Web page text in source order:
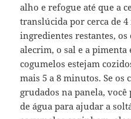
alho e refogue até que a
translúcida por cerca de
ingredientes restantes, os
alecrim, o sal e a pimenta
cogumelos estejam
mais 5 a 8 minutos. Se os
grudados na panela,
de água para ajudar a